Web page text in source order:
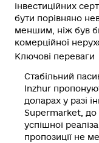
інвестиційних
бути порівняно
меншим, ніж був би
комерційної
Ключові переваги
Стабільний
Inzhur
доларах у разі
Supermarket, до
успішної
пропозиції не